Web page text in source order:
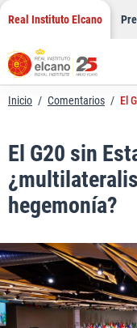
Saltar
contenido
Real Instituto Elcano
Inicio / Comentarios / El
El G20 sin
hegemonía?